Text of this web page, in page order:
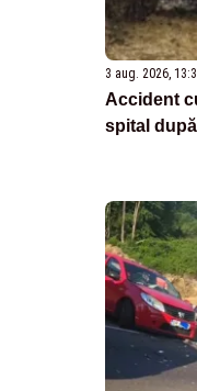
3 aug. 2026,
Accident
spital